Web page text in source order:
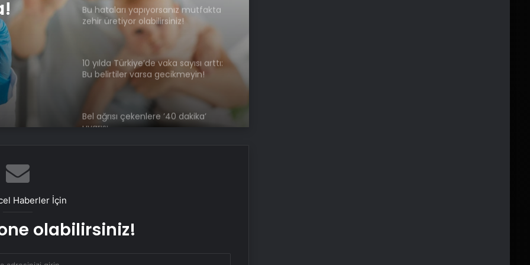
Bu hataları yapıyorsanız mutfakta
zehir üretiyor olabilirsiniz!
10 yılda Türkiye’de vaka sayısı arttı:
Bu belirtiler varsa gecikmeyin!
Bel ağrısı çekenlere ’40 dakika’
uyarısı
Canlı beyin dokusu hücrelerinde
demansa çare aranıyor
Haberler İçin
olabilirsiniz!